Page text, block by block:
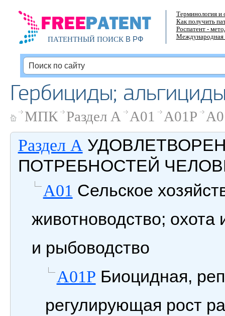
ПАТЕНТНЫЙ ПОИСКВ РФ
Терминология и
Как получить
Роспатент -
Международная
Гербициды;
МПК Раздел A A01 A01P
Раздел A
ПОТРЕБНОСТЕЙ
A01 Сельское
животноводство;
и рыбоводство
A01P Биоцидная,
регулирующая рост